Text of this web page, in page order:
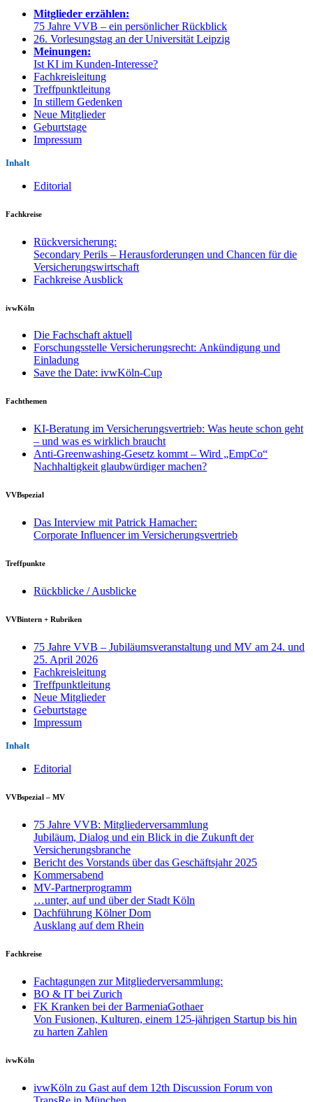
Mitglieder erzählen:
75 Jahre VVB – ein persönlicher Rückblick
26. Vorlesungstag an der Universität Leipzig
Meinungen:
Ist KI im Kunden-Interesse?
Fachkreisleitung
Treffpunktleitung
In stillem Gedenken
Neue Mitglieder
Geburtstage
Impressum
Inhalt
Editorial
Fachkreise
Rückversicherung:
Secondary Perils – Herausforderungen und Chancen für die
Versicherungswirtschaft
Fachkreise Ausblick
ivwKöln
Die Fachschaft aktuell
Forschungsstelle Versicherungsrecht: Ankündigung und
Einladung
Save the Date: ivwKöln-Cup
Fachthemen
KI-Beratung im Versicherungsvertrieb: Was heute schon geht
– und was es wirklich braucht
Anti-Greenwashing-Gesetz kommt – Wird „EmpCo“
Nachhaltigkeit glaubwürdiger machen?
VVBspezial
Das Interview mit Patrick Hamacher:
Corporate Influencer im Versicherungsvertrieb
Treffpunkte
Rückblicke / Ausblicke
VVBintern + Rubriken
75 Jahre VVB – Jubiläumsveranstaltung und MV am 24. und
25. April 2026
Fachkreisleitung
Treffpunktleitung
Neue Mitglieder
Geburtstage
Impressum
Inhalt
Editorial
VVBspezial – MV
75 Jahre VVB: Mitgliederversammlung
Jubiläum, Dialog und ein Blick in die Zukunft der
Versicherungsbranche
Bericht des Vorstands über das Geschäftsjahr 2025
Kommersabend
MV-Partnerprogramm
…unter, auf und über der Stadt Köln
Dachführung Kölner Dom
Ausklang auf dem Rhein
Fachkreise
Fachtagungen zur Mitgliederversammlung:
BO & IT bei Zurich
FK Kranken bei der BarmeniaGothaer
Von Fusionen, Kulturen, einem 125-jährigen Startup bis hin
zu harten Zahlen
ivwKöln
ivwKöln zu Gast auf dem 12th Discussion Forum von